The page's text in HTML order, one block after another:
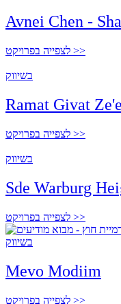
Avnei Chen -
לצפייה בפרויקט >>
בשיווק
Ramat Givat
לצפייה בפרויקט >>
בשיווק
Sde Warburg
לצפייה בפרויקט >>
בשיווק
Mevo Modiim
לצפייה בפרויקט >>